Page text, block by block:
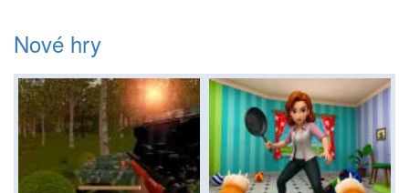
Nové hry